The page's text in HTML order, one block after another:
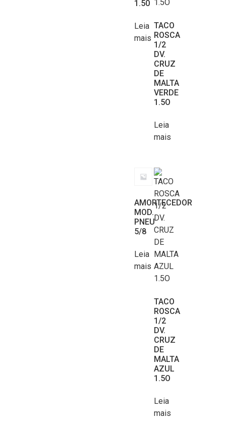
1.50
Leia
mais
TACO
ROSCA
1/2
DV.
CRUZ
DE
MALTA
VERDE
1.5O
Leia
mais
AMORTECEDOR
MOD.
PNEU
5/8
Leia
mais
TACO
ROSCA
1/2
DV.
CRUZ
DE
MALTA
AZUL
1.5O
Leia
mais